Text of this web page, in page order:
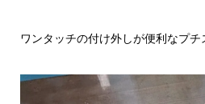
ワンタッチの付け外しが便利なプ